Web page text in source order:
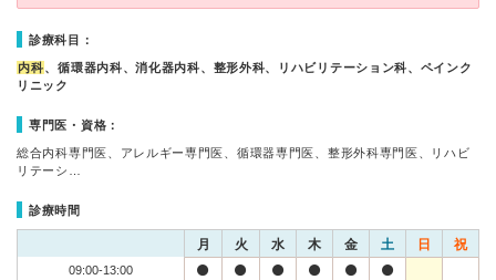
診療科目：
内科、循環器内科、消化器内科、整形外科、リハビリテーション科、ペインク
リニック
専門医・資格：
総合内科専門医、アレルギー専門医、循環器専門医、整形外科専門医、リハビ
リテーシ…
診療時間
月 火 水 木 金 土 日 祝
09:00-13:00